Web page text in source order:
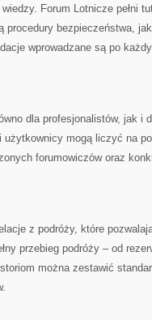
Forum Lotnicze pełni
procedury bezpieczeństwa,
wprowadzane są po
dla profesjonalistów, jak i
mogą liczyć na
forumowiczów oraz
z podróży, które
przebieg podróży – od
można zestawić